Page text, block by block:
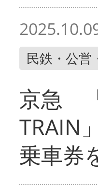
民鉄・公営
京急
TRAIN
乗車券